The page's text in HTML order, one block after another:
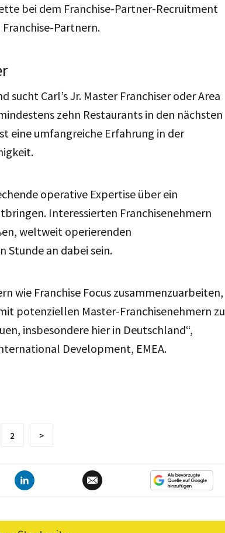
bei dem Franchise-Partner-Recruitment
Partnern.
sucht Carl’s Jr. Master Franchiser oder Area
zehn Restaurants in den nächsten
eine umfangreiche Erfahrung in der
operative Expertise über ein
Interessierten Franchisenehmern
weltweit operierenden
Stunde an dabei sein.
wie Franchise Focus zusammenzuarbeiten,
potenziellen Master-Franchisenehmern zu
insbesondere hier in Deutschland“,
Development, EMEA.
2 >